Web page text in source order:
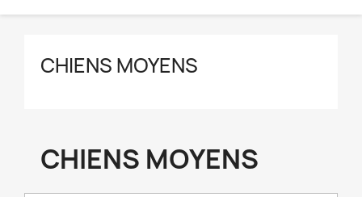
CHIENS MOYENS
CHIENS MOYENS